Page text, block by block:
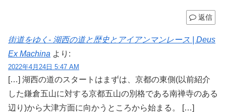
返信
街道をゆく- 湖西の道と歴史とアイアンマンレース | Deus
Ex Machina より:
2022年4月24日 5:47 AM
[…] 湖西の道のスタートはまずは、京都の東側(以前紹介
した鎌倉五山に対する京都五山の別格である南禅寺のある
辺り)から大津方面に向かうところから始まる。 […]